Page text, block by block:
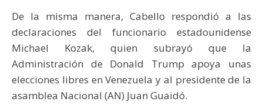
De la misma manera, Cabello respondió a las
declaraciones del funcionario estadounidense
Michael Kozak, quien subrayó que la
Administración de Donald Trump apoya unas
elecciones libres en Venezuela y al presidente de la
asamblea Nacional (AN) Juan Guaidó.